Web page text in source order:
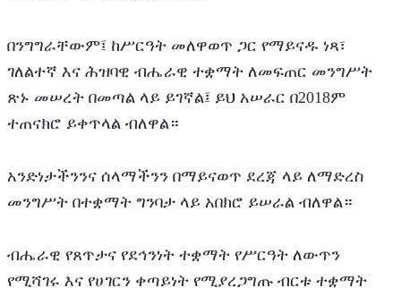
በንግግራቸውም፤ ከሥርዓት መለዋወጥ ጋር የማይናዱ ነጻ፣
ገለልተኛ እና ሕዝባዊ ብሔራዊ ተቋማት ለመፍጠር መንግሥት
ጽኑ መሠረት በመጣል ላይ ይገኛል፤ ይህ አሠራር በ2018ም
ተጠናክሮ ይቀጥላል ብለዋል።
አንድነታችንንና ሰላማችንን በማይናወጥ ደረጃ ላይ ለማድረስ
መንግሥት በተቋማት ግንባታ ላይ አበክሮ ይሠራል ብለዋል።
ብሔራዊ የጸጥታና የደኅንነት ተቋማት የሥርዓት ለውጥን
የሚሻገሩ እና የሀገርን ቀጣይነት የሚያረጋግጡ ብርቱ ተቋማት